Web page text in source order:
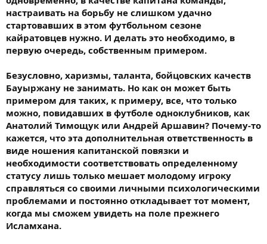
настраивать на борьбу не слишком удачно
стартовавших в этом футбольном сезоне
кайратовцев нужно. И делать это необходимо, в
первую очередь, собственным примером.
Безусловно, харизмы, таланта, бойцовских качеств
Бауыржану не занимать. Но как он может быть
примером для таких, к примеру, все, что только
можно, повидавших в футболе одноклубников, как
Анатолий Тимощук или Андрей Аршавин? Почему-то
кажется, что эта дополнительная ответственность в
виде ношения капитанской повязки и
необходимости соответствовать определенному
статусу лишь только мешает молодому игроку
справляться со своими личными психологическими
проблемами и постоянно откладывает тот момент,
когда мы сможем увидеть на поле прежнего
Исламхана.